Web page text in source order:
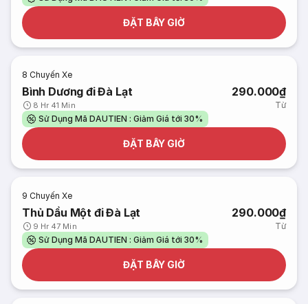
ĐẶT BÂY GIỜ
8 Chuyến Xe
Bình Dương đi Đà Lạt
8 Hr 41 Min
290.000₫
Từ
Sử Dụng Mã DAUTIEN : Giảm Giá tới 30%
ĐẶT BÂY GIỜ
9 Chuyến Xe
Thủ Dầu Một đi Đà Lạt
9 Hr 47 Min
290.000₫
Từ
Sử Dụng Mã DAUTIEN : Giảm Giá tới 30%
ĐẶT BÂY GIỜ